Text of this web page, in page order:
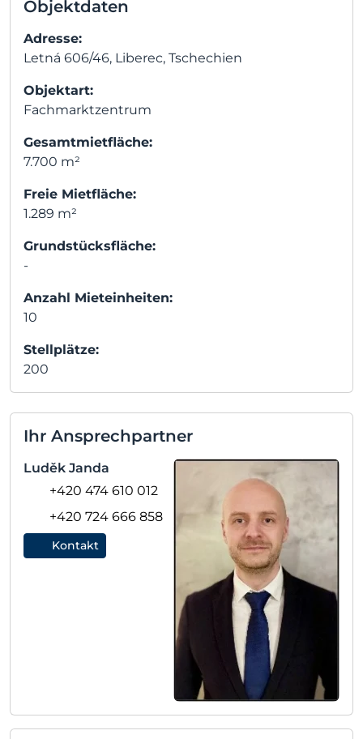
Objektdaten
Adresse:
Letná 606/46, Liberec, Tschechien
Objektart:
Fachmarktzentrum
Gesamtmietfläche:
7.700 m²
Freie Mietfläche:
1.289 m²
Grundstücksfläche:
-
Anzahl Mieteinheiten:
10
Stellplätze:
200
Ihr Ansprechpartner
Luděk Janda
+420 474 610 012
+420 724 666 858
Kontakt